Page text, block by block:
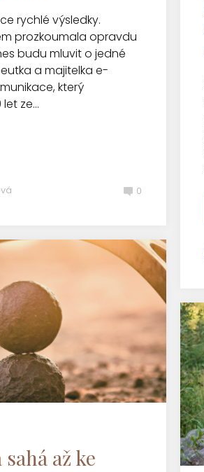
rychlé výsledky.
prozkoumala opravdu
budu mluvit o jedné
a majitelka e-
který
ze...
0
sahá až ke